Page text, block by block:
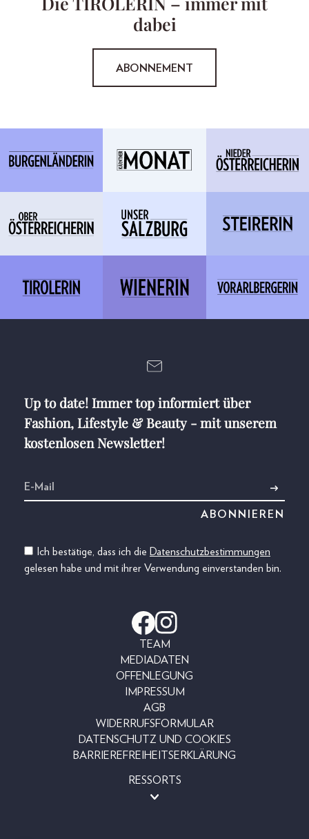
dabei
ABONNEMENT
Up to date! Immer top informiert über
Fashion, Lifestyle & Beauty - mit unserem
kostenlosen Newsletter!
Ich bestätige, dass ich die Datenschutzbestimmungen
gelesen habe und mit ihrer Verwendung einverstanden bin.
TEAM
MEDIADATEN
OFFENLEGUNG
IMPRESSUM
AGB
WIDERRUFSFORMULAR
DATENSCHUTZ UND COOKIES
BARRIEREFREIHEITSERKLÄRUNG
RESSORTS